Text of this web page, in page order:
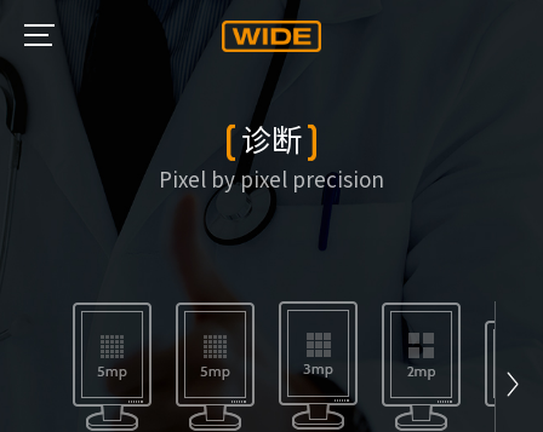
诊断
Pixel by pixel precision